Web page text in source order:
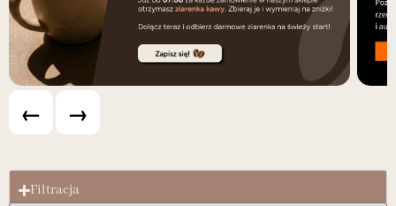
← →
Filtracja